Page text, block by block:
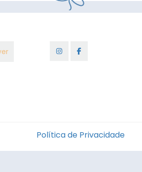
Política de Privacidade